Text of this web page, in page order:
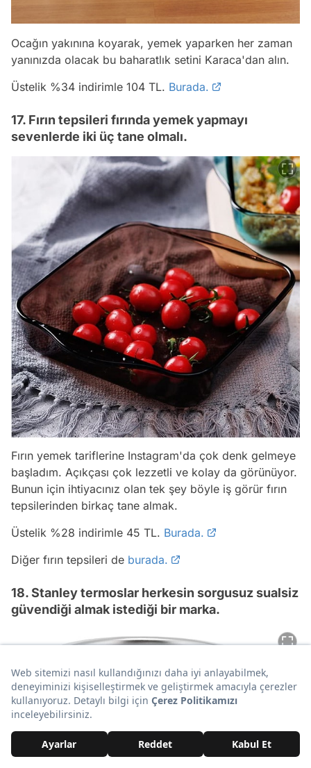
Ocağın yakınına koyarak, yemek yaparken her zaman
yanınızda olacak bu baharatlık setini Karaca'dan alın.
Üstelik %34 indirimle 104 TL. Burada.
17. Fırın tepsileri fırında yemek yapmayı
sevenlerde iki üç tane olmalı.
Fırın yemek tariflerine Instagram'da çok denk gelmeye
başladım. Açıkçası çok lezzetli ve kolay da görünüyor.
Bunun için ihtiyacınız olan tek şey böyle iş görür fırın
tepsilerinden birkaç tane almak.
Üstelik %28 indirimle 45 TL. Burada.
Diğer fırın tepsileri de burada.
18. Stanley termoslar herkesin sorgusuz sualsiz
güvendiği almak istediği bir marka.